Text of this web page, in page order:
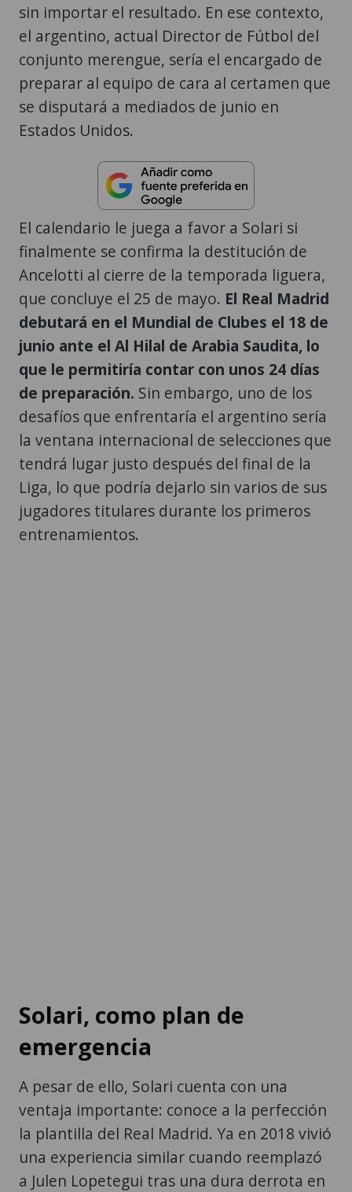
sin importar el resultado. En ese contexto,
el argentino, actual Director de Fútbol del
conjunto merengue, sería el encargado de
preparar al equipo de cara al certamen que
se disputará a mediados de junio en
Estados Unidos.
El calendario le juega a favor a Solari si
finalmente se confirma la destitución de
Ancelotti al cierre de la temporada liguera,
que concluye el 25 de mayo. El Real Madrid
debutará en el Mundial de Clubes el 18 de
junio ante el Al Hilal de Arabia Saudita, lo
que le permitiría contar con unos 24 días
de preparación. Sin embargo, uno de los
desafíos que enfrentaría el argentino sería
la ventana internacional de selecciones que
tendrá lugar justo después del final de la
Liga, lo que podría dejarlo sin varios de sus
jugadores titulares durante los primeros
entrenamientos.
Solari, como plan de
emergencia
A pesar de ello, Solari cuenta con una
ventaja importante: conoce a la perfección
la plantilla del Real Madrid. Ya en 2018 vivió
una experiencia similar cuando reemplazó
a Julen Lopetegui tras una dura derrota en